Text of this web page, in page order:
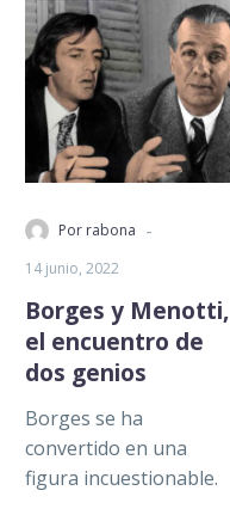
Por rabona -
14 junio, 2022
Borges y Menotti,
el encuentro de
dos genios
Borges se ha
convertido en una
figura incuestionable.